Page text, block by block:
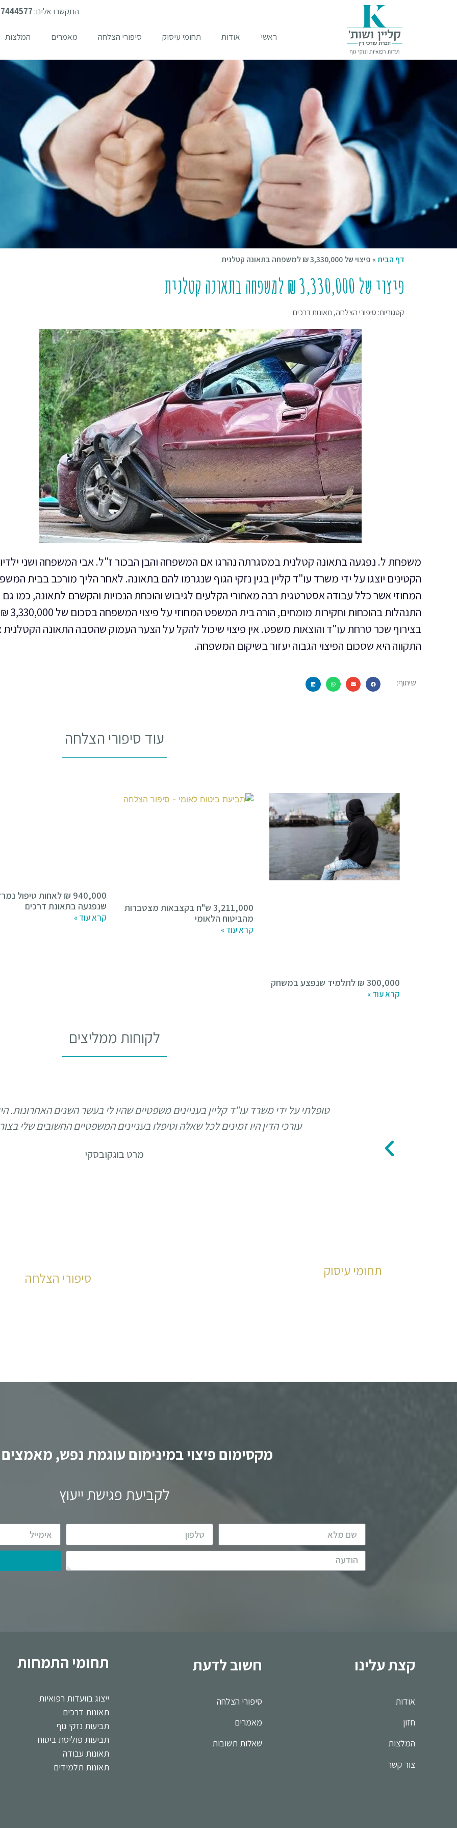
התקשרו אלינו:
ראשי אודות תחומי עיסוק סיפורי הצלחה מאמרים המלצות
דף הבית» פיצוי של 3,330,000 ₪ למשפחה בתאונה קטלנית
פיצוי של 3,330,000 ₪ למשפחה בתאונה קטלנית
קטגוריות: סיפורי הצלחה, תאונות דרכים
משפחת ל. נפגעה בתאונה קטלנית במסגרתה נהרגו אם המשפחה והבן הבכור ז"ל. אבי המשפחה ושני ילדיו
הקטינים יוצגו על ידי משרד עו"ד קליין בגין נזקי הגוף שנגרמו להם בתאונה. לאחר הליך מורכב בבית
המחוזי אשר כלל עבודה אסטרטגית רבה מאחורי הקלעים לגיבוש והוכחת הנכויות והקשרם לתאונה, כמו גם
התנהלות בהוכחות וחקירות מומחים, הורה בית המשפט המחוזי על פיצוי המשפחה בסכום של 3,330,000 ₪
בצירוף שכר טרחת עו"ד והוצאות משפט. אין פיצוי שיכול להקל על הצער העמוק שהסבה התאונה הקטלנית
התקווה היא שסכום הפיצוי הגבוה יעזור בשיקום המשפחה.
שיתוף:
עוד סיפורי הצלחה
300,000 ₪ לתלמיד שנפצע במשחק
קרא עוד »
3,211,000 ש"ח בקצבאות מצטברות
מהביטוח הלאומי
קרא עוד »
940,000 ₪ לאחות טיפול
שנפגעה בתאונת דרכים
קרא עוד »
לקוחות ממליצים
טופלתי על ידי משרד עו"ד קליין בעניינים משפטיים שהיו לי בעשר השנים האחרונות.
עורכי הדין היו זמינים לכל שאלה וטיפלו בעניינים המשפטיים החשובים שלי
מרט בוגקובסקי
תחומי עיסוק סיפורי הצלחה
מקסימום פיצוי במינימום עוגמת נפש, מאמצים
לקביעת פגישת ייעוץ
קצת עלינו
אודות
חזון
המלצות
צור קשר
חשוב לדעת
סיפורי הצלחה
מאמרים
שאלות תשובות
תחומי התמחות
ייצוג בוועדות רפואיות
תאונות דרכים
תביעות נזקי גוף
תביעות פוליסת ביטוח
תאונות עבודה
תאונות תלמידים